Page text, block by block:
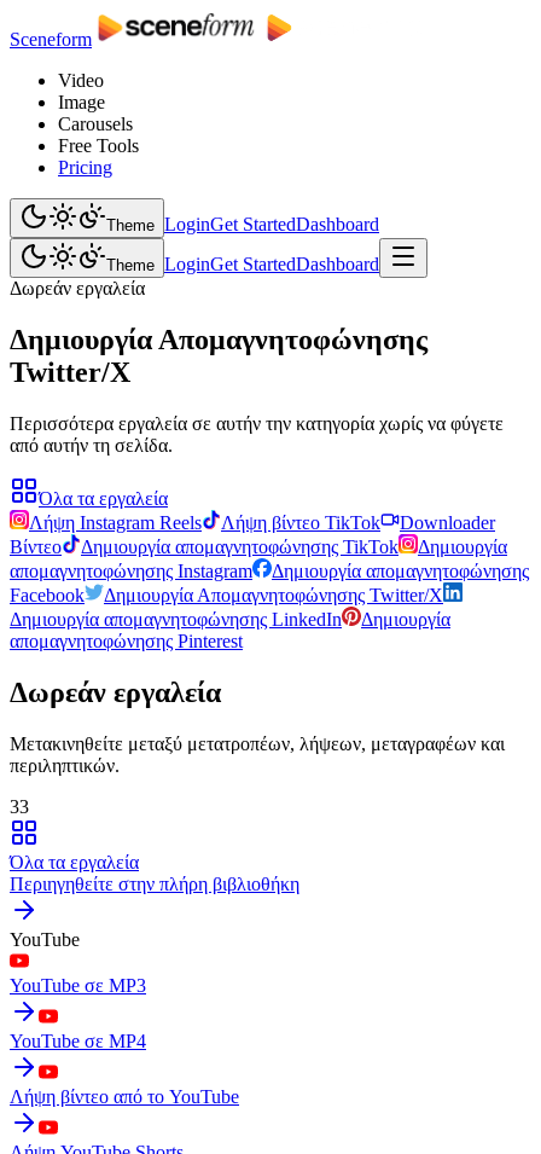
Sceneform
Video
Image
Carousels
Free Tools
Pricing
Theme LoginGet StartedDashboard
Theme LoginGet StartedDashboard
Δωρεάν εργαλεία
Δημιουργία Απομαγνητοφώνησης
Twitter/X
Περισσότερα εργαλεία σε αυτήν την κατηγορία χωρίς να φύγετε
από αυτήν τη σελίδα.
Όλα τα εργαλεία
Λήψη Instagram Reels
Λήψη βίντεο TikTok
Downloader
Βίντεο
Δημιουργία απομαγνητοφώνησης TikTok
Δημιουργία
απομαγνητοφώνησης Instagram
Δημιουργία απομαγνητοφώνησης
Facebook
Δημιουργία Απομαγνητοφώνησης Twitter/X
Δημιουργία απομαγνητοφώνησης LinkedIn
Δημιουργία
απομαγνητοφώνησης Pinterest
Δωρεάν εργαλεία
Μετακινηθείτε μεταξύ μετατροπέων, λήψεων, μεταγραφέων και
περιληπτικών.
33
Όλα τα εργαλεία
Περιηγηθείτε στην πλήρη βιβλιοθήκη
YouTube
YouTube σε MP3
YouTube σε MP4
Λήψη βίντεο από το YouTube